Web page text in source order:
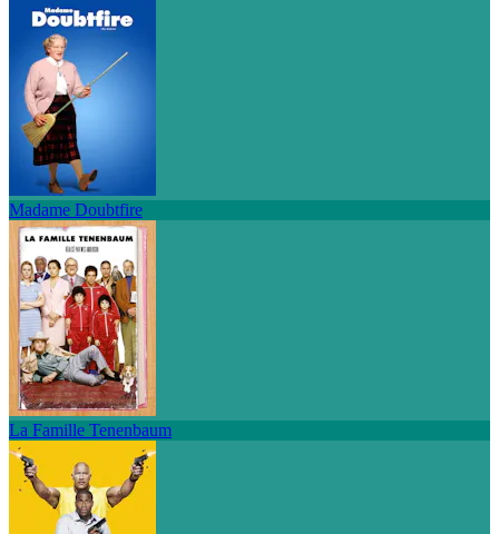
Madame Doubtfire
La Famille Tenenbaum